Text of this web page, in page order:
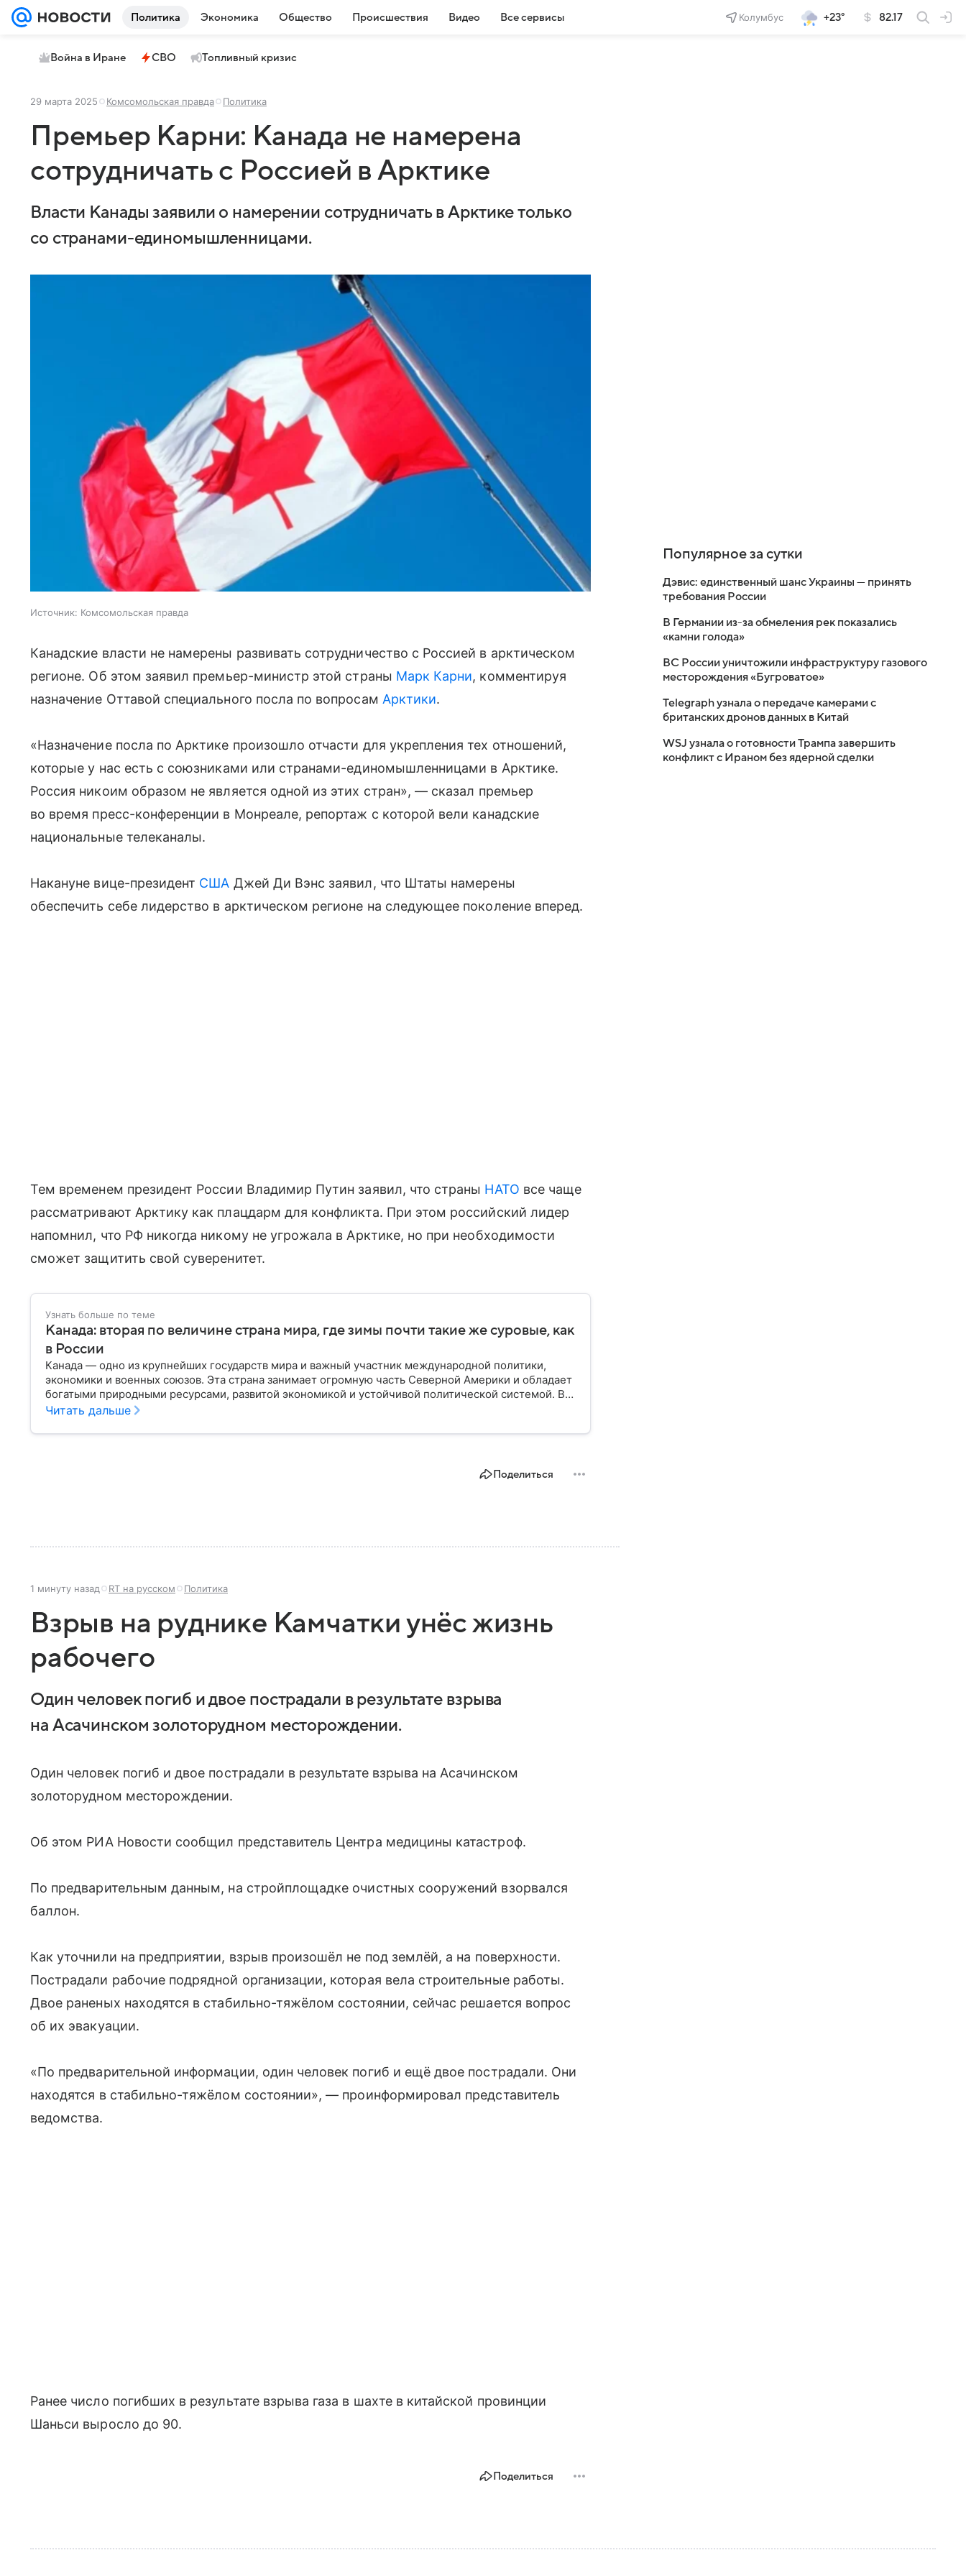
Политика Экономика Общество Происшествия Видео Все сервисы Колумбус +23° 82.17
Война в Иране СВО Топливный кризис
29 марта 2025 Комсомольская правда Политика
Премьер Карни: Канада не намерена
сотрудничать с Россией в Арктике
Власти Канады заявили о намерении сотрудничать в Арктике только
со странами-единомышленницами.
Источник: Комсомольская правда
Канадские власти не намерены развивать сотрудничество с Россией в арктическом
регионе. Об этом заявил премьер-министр этой страны Марк Карни, комментируя
назначение Оттавой специального посла по вопросам Арктики.
«Назначение посла по Арктике произошло отчасти для укрепления тех отношений,
которые у нас есть с союзниками или странами-единомышленницами в Арктике.
Россия никоим образом не является одной из этих стран», — сказал премьер
во время пресс-конференции в Монреале, репортаж с которой вели канадские
национальные телеканалы.
Накануне вице-президент США Джей Ди Вэнс заявил, что Штаты намерены
обеспечить себе лидерство в арктическом регионе на следующее поколение вперед.
Тем временем президент России Владимир Путин заявил, что страны НАТО все чаще
рассматривают Арктику как плацдарм для конфликта. При этом российский лидер
напомнил, что РФ никогда никому не угрожала в Арктике, но при необходимости
сможет защитить свой суверенитет.
Узнать больше по теме
Канада: вторая по величине страна мира, где зимы почти такие же суровые, как
в России
Канада — одно из крупнейших государств мира и важный участник международной политики,
экономики и военных союзов. Эта страна занимает огромную часть Северной Америки и обладает
богатыми природными ресурсами, развитой экономикой и устойчивой политической системой. В
этом материале рассказываем, где находится Канада на карте мира, какое там политическое
Читать дальше
Поделиться
1 минуту назад RT на русском Политика
Взрыв на руднике Камчатки унёс жизнь
рабочего
Один человек погиб и двое пострадали в результате взрыва
на Асачинском золоторудном месторождении.
Один человек погиб и двое пострадали в результате взрыва на Асачинском
золоторудном месторождении.
Об этом РИА Новости сообщил представитель Центра медицины катастроф.
По предварительным данным, на стройплощадке очистных сооружений взорвался
баллон.
Как уточнили на предприятии, взрыв произошёл не под землёй, а на поверхности.
Пострадали рабочие подрядной организации, которая вела строительные работы.
Двое раненых находятся в стабильно-тяжёлом состоянии, сейчас решается вопрос
об их эвакуации.
«По предварительной информации, один человек погиб и ещё двое пострадали. Они
находятся в стабильно-тяжёлом состоянии», — проинформировал представитель
ведомства.
Ранее число погибших в результате взрыва газа в шахте в китайской провинции
Шаньси выросло до 90.
Поделиться
Популярное за сутки
Дэвис: единственный шанс Украины — принять
требования России
В Германии из-за обмеления рек показались
«камни голода»
ВС России уничтожили инфраструктуру газового
месторождения «Бугроватое»
Telegraph узнала о передаче камерами с
британских дронов данных в Китай
WSJ узнала о готовности Трампа завершить
конфликт с Ираном без ядерной сделки